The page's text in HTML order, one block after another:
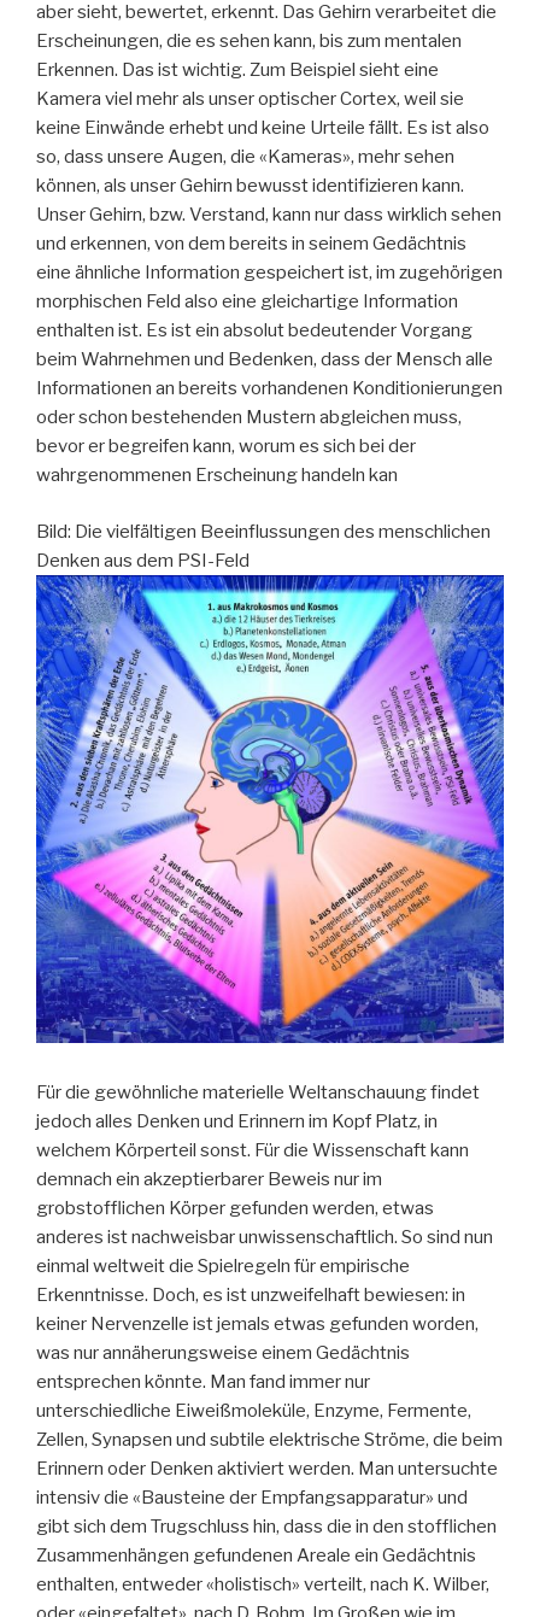
aber sieht, bewertet, erkennt. Das Gehirn verarbeitet die
Erscheinungen, die es sehen kann, bis zum mentalen
Erkennen. Das ist wichtig. Zum Beispiel sieht eine
Kamera viel mehr als unser optischer Cortex, weil sie
keine Einwände erhebt und keine Urteile fällt. Es ist also
so, dass unsere Augen, die «Kameras», mehr sehen
können, als unser Gehirn bewusst identifizieren kann.
Unser Gehirn, bzw. Verstand, kann nur dass wirklich sehen
und erkennen, von dem bereits in seinem Gedächtnis
eine ähnliche Information gespeichert ist, im zugehörigen
morphischen Feld also eine gleichartige Information
enthalten ist. Es ist ein absolut bedeutender Vorgang
beim Wahrnehmen und Bedenken, dass der Mensch alle
Informationen an bereits vorhandenen Konditionierungen
oder schon bestehenden Mustern abgleichen muss,
bevor er begreifen kann, worum es sich bei der
wahrgenommenen Erscheinung handeln kan
Bild: Die vielfältigen Beeinflussungen des menschlichen
Denken aus dem PSI-Feld
Für die gewöhnliche materielle Weltanschauung findet
jedoch alles Denken und Erinnern im Kopf Platz, in
welchem Körperteil sonst. Für die Wissenschaft kann
demnach ein akzeptierbarer Beweis nur im
grobstofflichen Körper gefunden werden, etwas
anderes ist nachweisbar unwissenschaftlich. So sind nun
einmal weltweit die Spielregeln für empirische
Erkenntnisse. Doch, es ist unzweifelhaft bewiesen: in
keiner Nervenzelle ist jemals etwas gefunden worden,
was nur annäherungsweise einem Gedächtnis
entsprechen könnte. Man fand immer nur
unterschiedliche Eiweißmoleküle, Enzyme, Fermente,
Zellen, Synapsen und subtile elektrische Ströme, die beim
Erinnern oder Denken aktiviert werden. Man untersuchte
intensiv die «Bausteine der Empfangsapparatur» und
gibt sich dem Trugschluss hin, dass die in den stofflichen
Zusammenhängen gefundenen Areale ein Gedächtnis
enthalten, entweder «holistisch» verteilt, nach K. Wilber,